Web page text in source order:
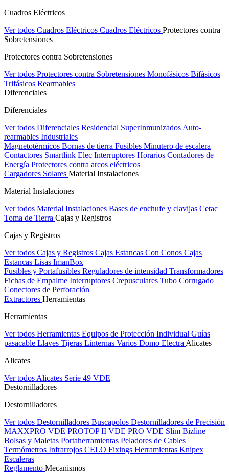
Cuadros Eléctricos
Ver todos Cuadros Eléctricos Cuadros Eléctricos Protectores contra
Sobretensiones
Protectores contra Sobretensiones
Ver todos Protectores contra Sobretensiones Monofásicos Bifásicos
Trifásicos Rearmables
Diferenciales
Diferenciales
Ver todos Diferenciales Residencial SuperInmunizados Auto-
rearmables Industriales
Magnetotérmicos Bornas de tierra Fusibles Minutero de escalera
Contactores Smartlink Elec Interruptores Horarios Contadores de
Energía Protectores contra arcos eléctricos
Cargadores Solares Material Instalaciones
Material Instalaciones
Ver todos Material Instalaciones Bases de enchufe y clavijas Cetac
Toma de Tierra Cajas y Registros
Cajas y Registros
Ver todos Cajas y Registros Cajas Estancas Con Conos Cajas
Estancas Lisas ImanBox
Fusibles y Portafusibles Reguladores de intensidad Transformadores
Fichas de Empalme Interruptores Crepusculares Tubo Corrugado
Conectores de Perforación
Extractores Herramientas
Herramientas
Ver todos Herramientas Equipos de Protección Individual Guías
pasacable Llaves Tijeras Linternas Varios Domo Electra Alicates
Alicates
Ver todos Alicates Serie 49 VDE
Destornilladores
Destornilladores
Ver todos Destornilladores Buscapolos Destornilladores de Precisión
MAXXPRO VDE PROTOP II VDE PRO VDE Slim Bizline
Bolsas y Maletas Portaherramientas Peladores de Cables
Termómetros Infrarrojos CELO Fixings Herramientas Knipex
Escaleras
Reglamento Mecanismos